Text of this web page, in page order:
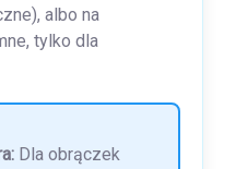
albo na
tylko dla
Dla obrączek